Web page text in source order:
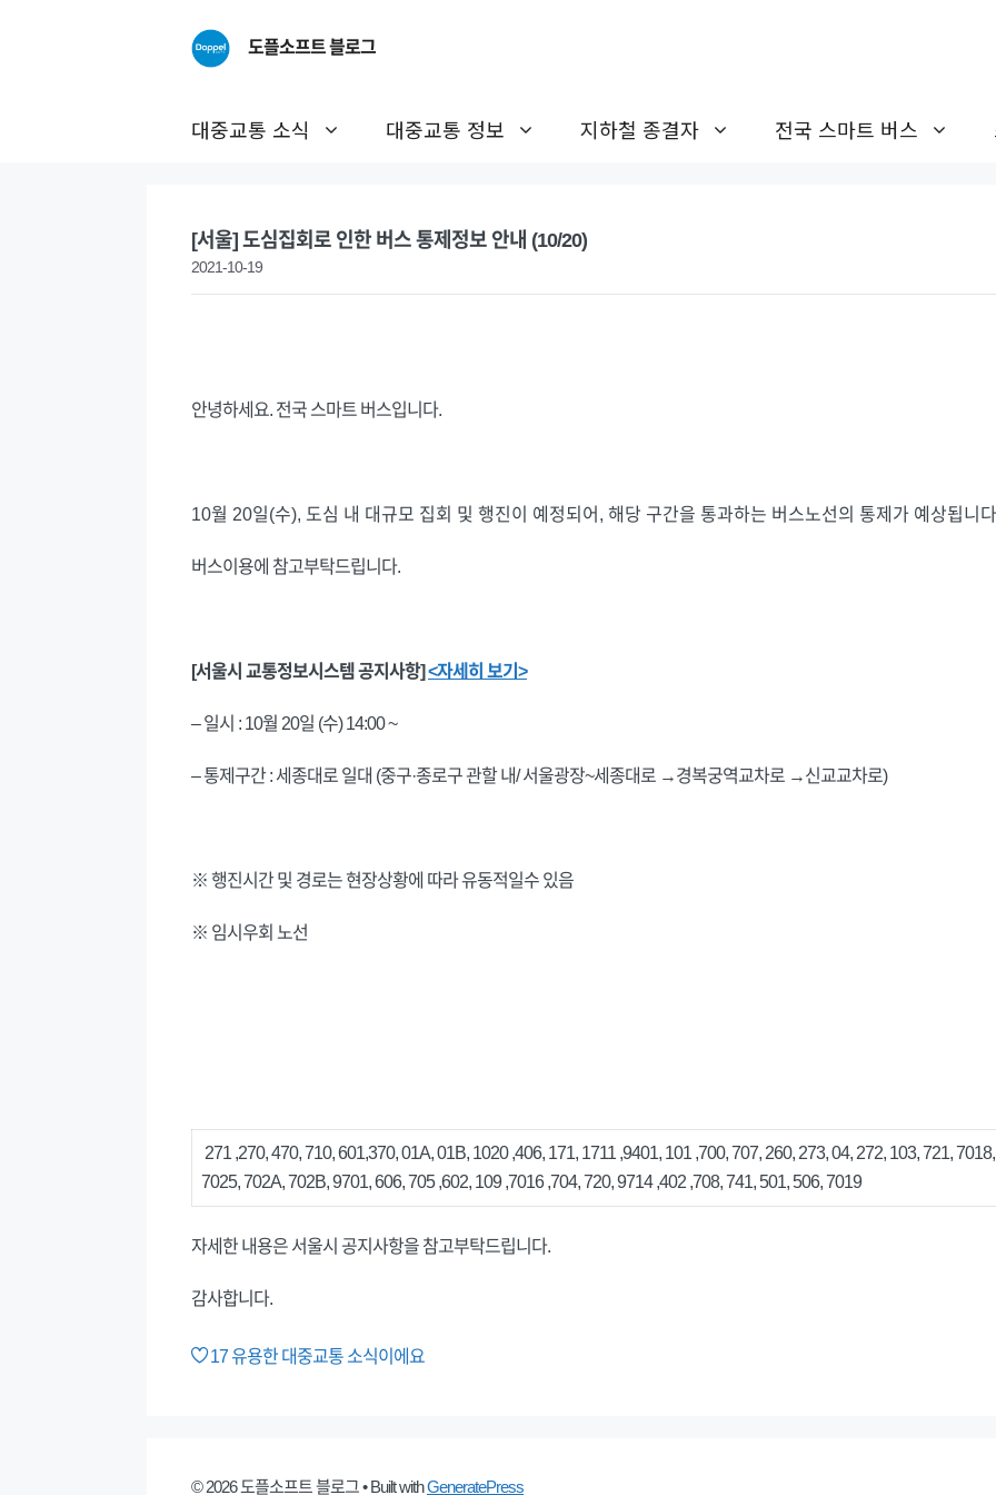
도플소프트 블로그
대중교통 소식 대중교통 정보 지하철 종결자 전국 스마트 버스
[서울] 도심집회로 인한 버스 통제정보 안내 (10/20)
2021-10-19
안녕하세요. 전국 스마트 버스입니다.
10월 20일(수), 도심 내 대규모 집회 및 행진이 예정되어, 해당 구간을 통과하는 버스노선의 통제가 예상됩니
버스이용에 참고부탁드립니다.
[서울시 교통정보시스템 공지사항] <자세히 보기>
– 일시 : 10월 20일 (수) 14:00 ~
– 통제구간 : 세종대로 일대 (중구·종로구 관할 내/ 서울광장~세종대로 →경복궁역교차로 →신교교차로)
※ 행진시간 및 경로는 현장상황에 따라 유동적일수 있음
※ 임시우회 노선
271 ,270, 470, 710, 601,370, 01A, 01B, 1020 ,406, 171, 1711 ,9401, 101 ,700, 707, 260, 273, 04, 272, 103, 721,
7025, 702A, 702B, 9701, 606, 705 ,602, 109 ,7016 ,704, 720, 9714 ,402 ,708, 741, 501, 506, 7019
자세한 내용은 서울시 공지사항을 참고부탁드립니다.
감사합니다.
17유용한 대중교통 소식이에요
© 2026 도플소프트 블로그• Built withGeneratePress